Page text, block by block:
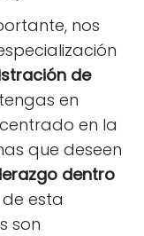
nos
de
en
en la
que deseen
dentro
de esta
son